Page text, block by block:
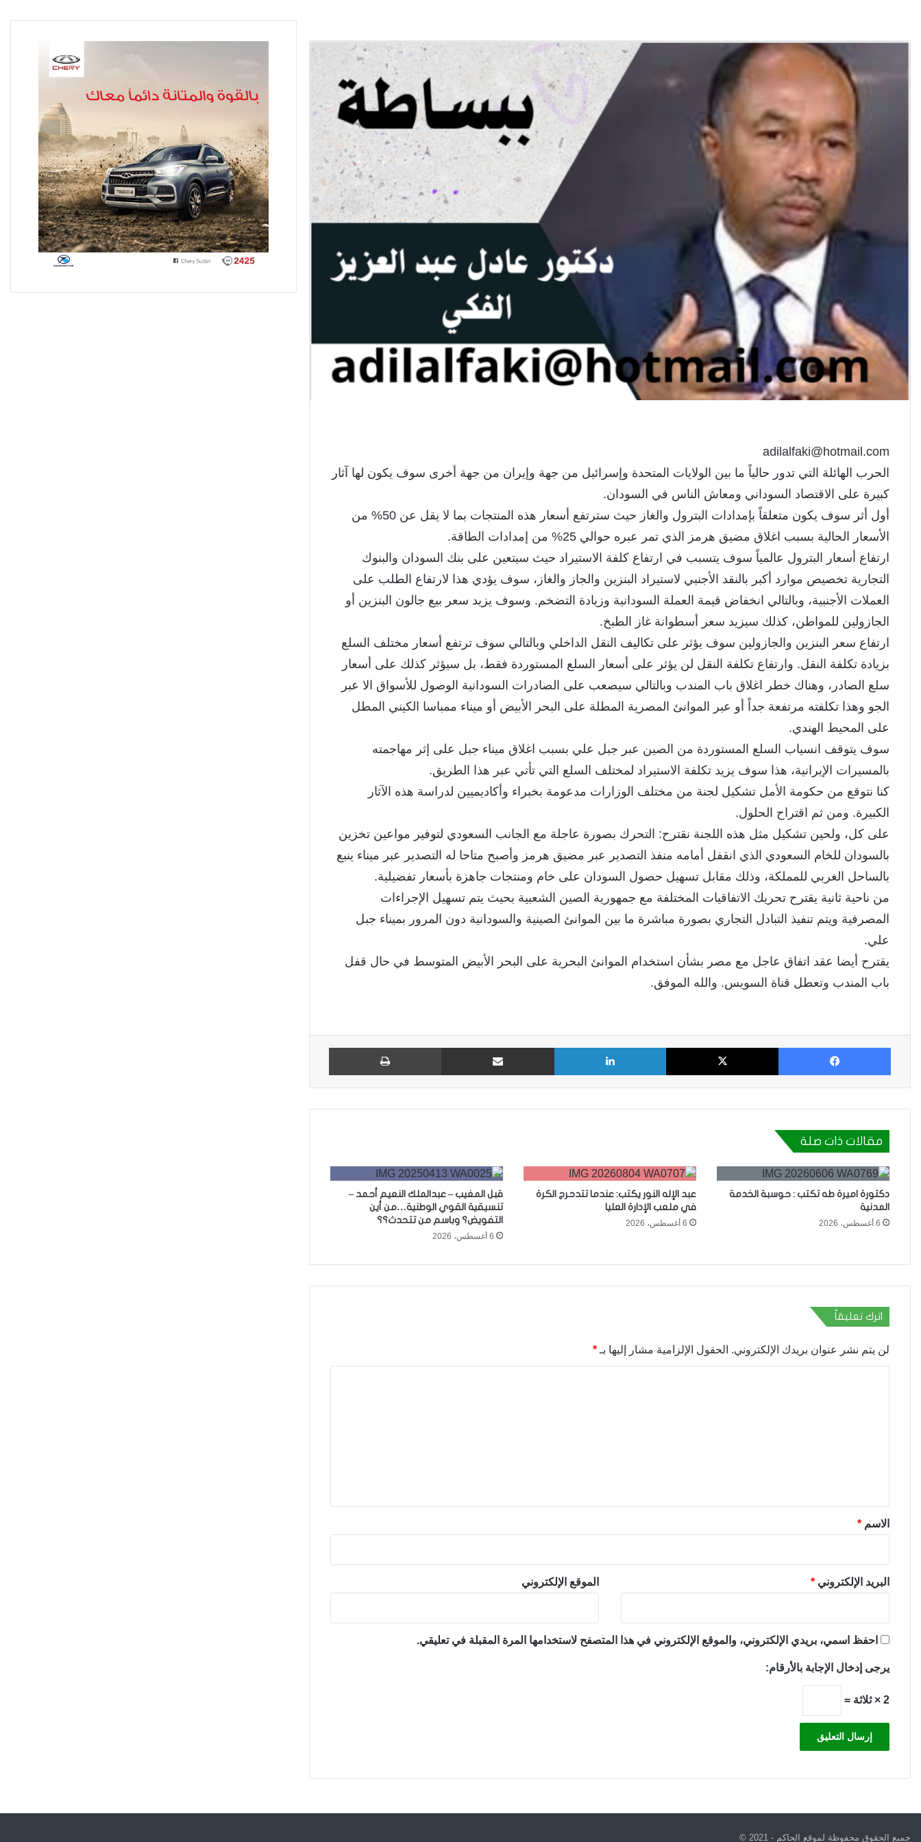
adilalfaki@hotmail.com
الحرب الهائلة التي تدور حالياً ما بين الولايات المتحدة وإسرائيل من جهة وإيران من جهة أخرى سوف يكون لها آثار
كبيرة على الاقتصاد السوداني ومعاش الناس في السودان.
أول أثر سوف يكون متعلقاً بإمدادات البترول والغاز حيث سترتفع أسعار هذه المنتجات بما لا يقل عن 50% من
الأسعار الحالية بسبب اغلاق مضيق هرمز الذي تمر عبره حوالي 25% من إمدادات الطاقة.
ارتفاع أسعار البترول عالمياً سوف يتسبب في ارتفاع كلفة الاستيراد حيث سيتعين على بنك السودان والبنوك
التجارية تخصيص موارد أكبر بالنقد الأجنبي لاستيراد البنزين والجاز والغاز، سوف يؤدي هذا لارتفاع الطلب على
العملات الأجنبية، وبالتالي انخفاض قيمة العملة السودانية وزيادة التضخم. وسوف يزيد سعر بيع جالون البنزين أو
الجازولين للمواطن، كذلك سيزيد سعر أسطوانة غاز الطبخ.
ارتفاع سعر البنزين والجازولين سوف يؤثر على تكاليف النقل الداخلي وبالتالي سوف ترتفع أسعار مختلف السلع
بزيادة تكلفة النقل. وارتفاع تكلفة النقل لن يؤثر على أسعار السلع المستوردة فقط، بل سيؤثر كذلك على أسعار
سلع الصادر، وهناك خطر اغلاق باب المندب وبالتالي سيصعب على الصادرات السودانية الوصول للأسواق الا عبر
الجو وهذا تكلفته مرتفعة جداً أو عبر الموانئ المصرية المطلة على البحر الأبيض أو ميناء ممباسا الكيني المطل
على المحيط الهندي.
سوف يتوقف انسياب السلع المستوردة من الصين عبر جبل علي بسبب اغلاق ميناء جبل على إثر مهاجمته
بالمسيرات الإيرانية، هذا سوف يزيد تكلفة الاستيراد لمختلف السلع التي تأتي عبر هذا الطريق.
كنا نتوقع من حكومة الأمل تشكيل لجنة من مختلف الوزارات مدعومة بخبراء وأكاديميين لدراسة هذه الآثار
الكبيرة. ومن ثم اقتراح الحلول.
على كل، ولحين تشكيل مثل هذه اللجنة نقترح: التحرك بصورة عاجلة مع الجانب السعودي لتوفير مواعين تخزين
بالسودان للخام السعودي الذي انقفل أمامه منفذ التصدير عبر مضيق هرمز وأصبح متاحا له التصدير عبر ميناء ينبع
بالساحل الغربي للمملكة، وذلك مقابل تسهيل حصول السودان على خام ومنتجات جاهزة بأسعار تفضيلية.
من ناحية ثانية يقترح تحريك الاتفاقيات المختلفة مع جمهورية الصين الشعبية بحيث يتم تسهيل الإجراءات
المصرفية ويتم تنفيذ التبادل التجاري بصورة مباشرة ما بين الموانئ الصينية والسودانية دون المرور بميناء جبل
علي.
يقترح أيضا عقد اتفاق عاجل مع مصر بشأن استخدام الموانئ البحرية على البحر الأبيض المتوسط في حال قفل
باب المندب وتعطل قناة السويس. والله الموفق.
فيسبوك X لينكدإن مشاركة عبر البريد طباعة
مقالات ذات صلة
دكتورة اميرة طه تكتب : حوسبة الخدمة
المدنية
6 أغسطس، 2026
عبد الإله النور يكتب: عندما تتدحرج الكرة
في ملعب الإدارة العليا
6 أغسطس، 2026
قبل المغيب – عبدالملك النعيم أحمد –
تنسيقية القوي الوطنية…من أين
التفويض؟ وباسم من تتحدث؟؟
6 أغسطس، 2026
اترك تعليقاً
لن يتم نشر عنوان بريدك الإلكتروني. الحقول الإلزامية مشار إليها بـ *
*الاسم *
البريد الإلكتروني * الموقع الإلكتروني
احفظ اسمي، بريدي الإلكتروني، والموقع الإلكتروني في هذا المتصفح لاستخدامها المرة المقبلة في تعليقي.
يرجى إدخال الإجابة بالأرقام:
2 × ثلاثة =
جميع الحقوق محفوظة لموقع الحاكم - 2021 ©